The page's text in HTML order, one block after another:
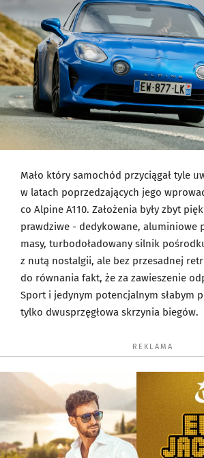
Mało który samochód przyciągał tyle
w latach poprzedzających jego
co Alpine A110. Założenia były zbyt
prawdziwe - dedykowane, aluminiowe
masy, turbodoładowany silnik
z nutą nostalgii, ale bez przesadnej
do równania fakt, że za zawieszenie
Sport i jedynym potencjalnym słabym
tylko dwusprzęgłowa skrzynia biegów.
REKLAMA